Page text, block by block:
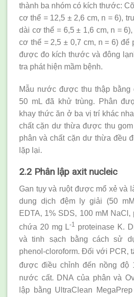
thành ba nhóm có kích thước:
cơ thể = 12,5 ± 2,6 cm, n = 6),
dài cơ thể = 6,5 ± 1,6 cm, n =
cơ thể = 2,5 ± 0,7 cm, n = 6) để
được đo kích thước và đông
tra phát hiện mầm bệnh.
Mẫu nước được thu thập bằng
50 mL đã khử trùng. Phân
khay thức ăn ở ba vị trí khác
chất cặn dư thừa được thu
phân và chất cặn dư thừa đều
lặp lại.
2.2 Phân lập axit nucleic
Gan tụy và ruột được mổ xẻ và
dung dịch đệm ly giải (50
EDTA, 1% SDS, 100 mM
chứa 20 mg L-1 proteinase K.
và tinh sạch bằng cách sử
phenol-cloroform. Đối với PCR,
được điều chỉnh đến nồng độ
nước cất. DNA của phân và
lập bằng UltraClean